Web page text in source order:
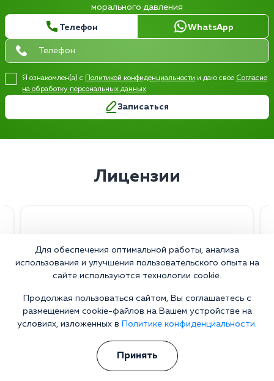
морального давления
Телефон WhatsApp
Я ознакомлен(а) с Политикой конфиденциальности и даю свое Согласие
на обработку персональных данных
Записаться
Лицензии
Для обеспечения оптимальной работы, анализа
использования и улучшения пользовательского опыта на
сайте используются технологии cookie.
Продолжая пользоваться сайтом, Вы соглашаетесь с
размещением cookie-файлов на Вашем устройстве на
условиях, изложенных в
Политике конфиденциальности.
Принять